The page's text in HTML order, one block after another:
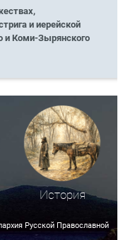
и иерейской
и Коми-Зырянского
История
Русской Православной